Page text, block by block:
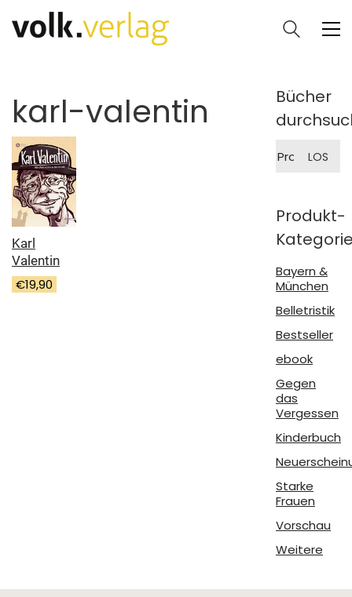
karl-valentin
Karl
Valentin
€19,90
Bücher
nach:
LOS
Produkt-
Bayern &
München
Belletristik
Bestseller
ebook
Gegen
das
Vergessen
Kinderbuch
Starke
Frauen
Vorschau
Weitere